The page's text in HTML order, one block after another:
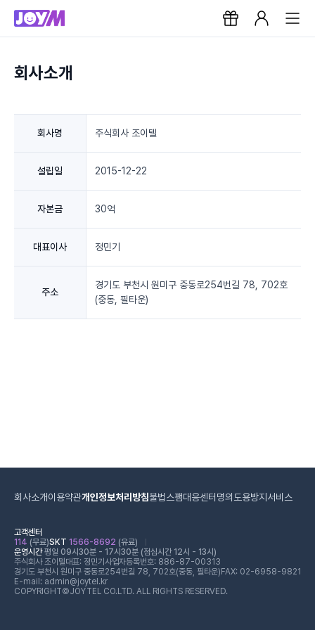
회사소개
회사명 주식회사 조이텔
설립일 2015-12-22
자본금 30억
대표이사 정민기
주소
경기도 부천시 원미구 중동로254번길 78, 702호
(중동, 필타운)
회사소개이용약관개인정보처리방침불법스팸대응센터 명의도용방지서비스
고객센터
114 (무료)SKT 1566-8692 (유료)
운영시간평일 09시30분 - 17시30분 (점심시간 12시 - 13시)
주식회사 조이텔대표: 정민기 사업자등록번호: 886-87-00313
경기도 부천시 원미구 중동로254번길 78, 702호(중동, 필타운) FAX: 02-6958-9821
E-mail: admin@joytel.kr
COPYRIGHT©JOYTEL CO.LTD. ALL RIGHTS RESERVED.